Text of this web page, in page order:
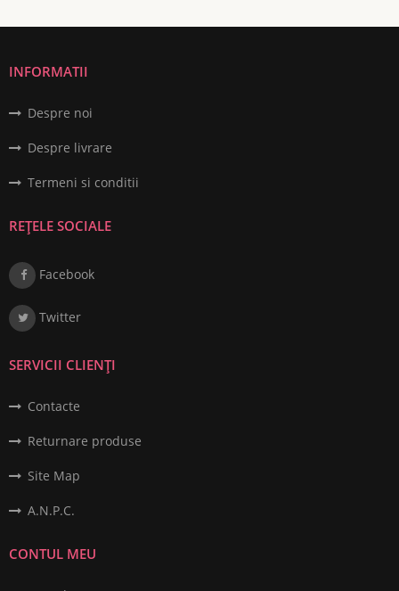
INFORMATII
Despre noi
Despre livrare
Termeni si conditii
REȚELE SOCIALE
Facebook
Twitter
SERVICII CLIENȚI
Contacte
Returnare produse
Site Map
A.N.P.C.
CONTUL MEU